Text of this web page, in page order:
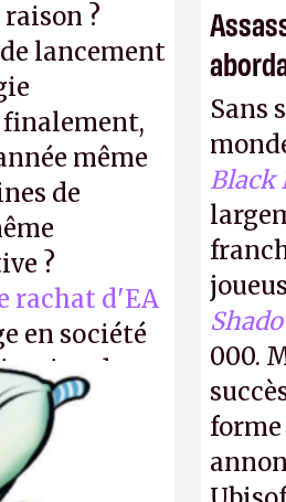
?
lancement
finalement,
même
de
?
rachat d'EA
en société
de
la
Sans
Black
000.